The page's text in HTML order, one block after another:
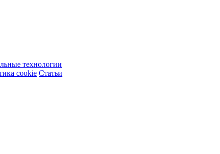
технологии
cookie Статьи